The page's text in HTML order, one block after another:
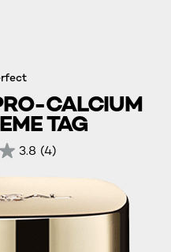
CALCIUM
TAG
3.8 (4)